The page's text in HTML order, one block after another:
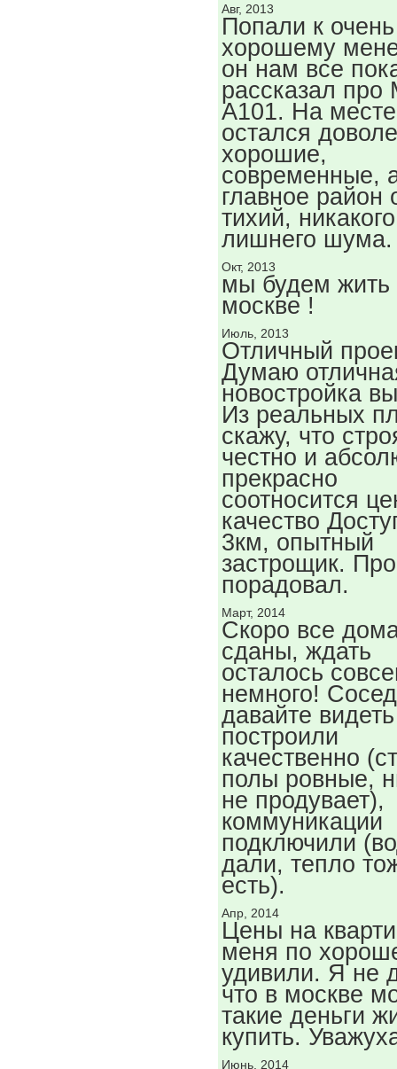
Авг, 2013
Попали к очень
хорошему
он нам все
рассказал про
А101. На
остался
хорошие,
современные,
главное район
тихий, никакого
лишнего шума.
Окт, 2013
мы будем жить
москве !
Июль, 2013
Отличный
Думаю
новостройка
Из реальных
скажу, что
честно и
прекрасно
соотносится
качество
3км, опытный
застрощик.
порадовал.
Март, 2014
Скоро все
сданы, ждать
осталось
немного!
давайте
построили
качественно
полы ровные,
не продувает),
коммуникации
подключили
дали, тепло
есть).
Апр, 2014
Цены на
меня по
удивили. Я не
что в москве
такие деньги
купить.
Июнь, 2014